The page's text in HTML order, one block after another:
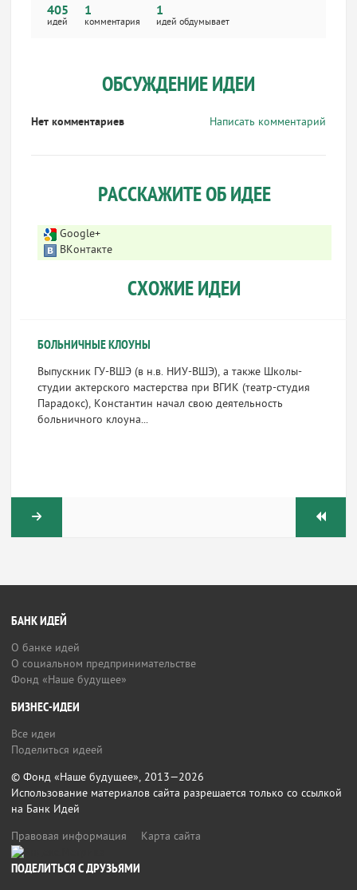
405
идей
1
комментария
1
идей обдумывает
ОБСУЖДЕНИЕ ИДЕИ
Написать комментарий
Нет комментариев
РАССКАЖИТЕ ОБ ИДЕЕ
Google+
ВКонтакте
СХОЖИЕ ИДЕИ
БОЛЬНИЧНЫЕ КЛОУНЫ
Выпускник ГУ-ВШЭ (в н.в. НИУ-ВШЭ), а также Школы-
студии актерского мастерства при ВГИК (театр-cтудия
Парадокс), Константин начал свою деятельность
больничного клоуна...
БАНК ИДЕЙ
О банке идей
О социальном предпринимательстве
Фонд «Наше будущее»
БИЗНЕС-ИДЕИ
Все идеи
Поделиться идеей
© Фонд «Наше будущее», 2013—2026
Использование материалов сайта разрешается только со ссылкой
на Банк Идей
Правовая информация
Карта сайта
ПОДЕЛИТЬСЯ С ДРУЗЬЯМИ